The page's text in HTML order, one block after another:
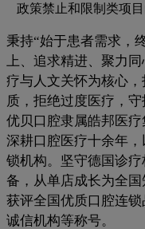
政策禁止和限制类项目
秉持“始于患者需求，
上、追求精进、聚力
疗与人文关怀为核心
质，拒绝过度医疗，
优贝口腔隶属皓邦医疗
深耕口腔医疗十余年
锁机构。坚守德国诊
备，从单店成长为全
获评全国优质口腔连
诚信机构等称号。